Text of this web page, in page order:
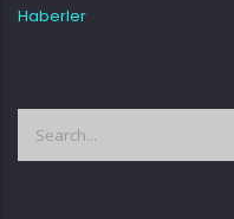
Haberler